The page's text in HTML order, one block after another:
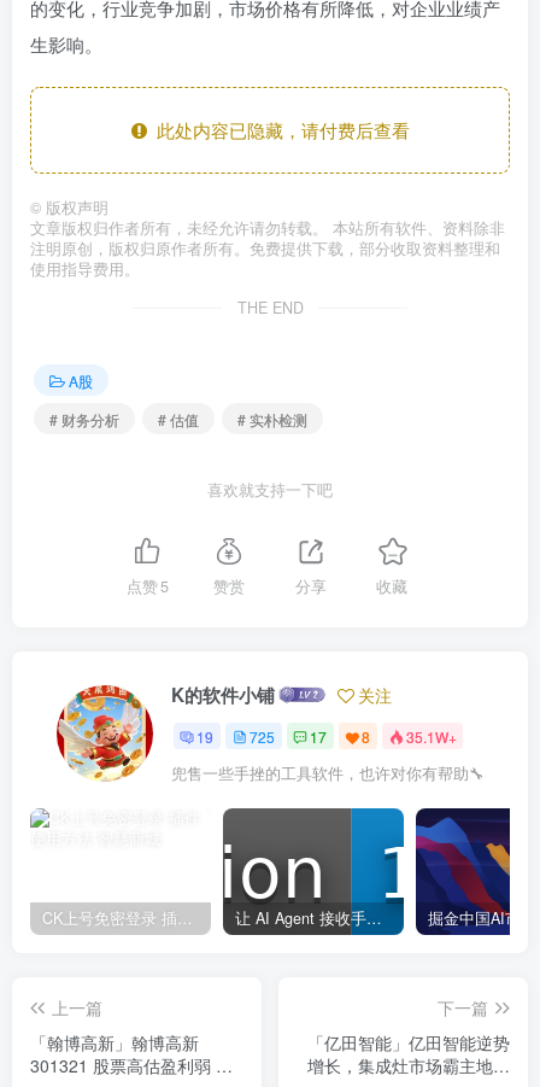
的变化，行业竞争加剧，市场价格有所降低，对企业业绩产
生影响。
此处内容已隐藏，请付费后查看
© 版权声明
文章版权归作者所有，未经允许请勿转载。 本站所有软件、资料除非
注明原创，版权归原作者所有。免费提供下载，部分收取资料整理和
使用指导费用。
THE END
A股
# 财务分析
# 估值 # 实朴检测
喜欢就支持一下吧
点赞5 赞赏 分享 收藏
K的软件小铺 关注
19 725 17 8 35.1W+
兜售一些手挫的工具软件，也许对你有帮助🔧
CK上号免密登录 插件使用方法 让 AI Agent 接收手机短信验证码的 skill
上一篇
「翰博高新」翰博高新
301321 股票高估盈利弱 投
下一篇
「亿田智能」亿田智能逆势
增长，集成灶市场霸主地位